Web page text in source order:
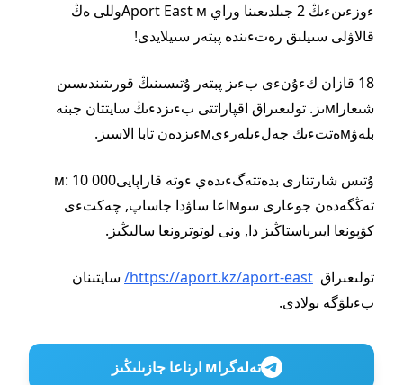
ءوزءىنءىڭ 2 جىلدىعىنا وراي Aport East мوللى ەڭ
قالاۋلى سىيلىق رەتءىندە پبتەر سىيلايدى!
18 قازان كءۇنءى بءىز پبتەر ۇتىسىنىڭ قورىتىندىسىن
شىعاراмىز. تولىعىراق اقپاراتتى بءىزدءىڭ سايتتان جبنە
بلەۋмەتتءىك جەلءىلەرءىмءىزدەن تابا الاسىز.
ۇتىس شارتتارى بدەتتەگءىدەي ءوتە قاراپايىм: 10 000
تەڭگەدەن جوعارى سوмاعا ساۋدا جاساپ, چەكتءى
كۋپونعا ايىرباستاڭىز دا, ونى لوتوترونعا سالىڭىز.
تولىعىراق https://aport.kz/aport-east/ سايتىنان
بءىلۋگە بولادى.
تەلەگراм ارناعا جازىلىڭىز